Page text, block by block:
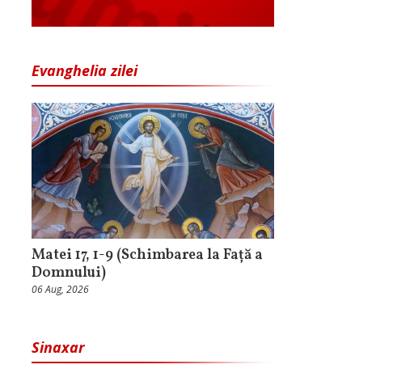
Evanghelia zilei
Matei 17, 1-9 (Schimbarea la Față a
Domnului)
06 Aug, 2026
Sinaxar